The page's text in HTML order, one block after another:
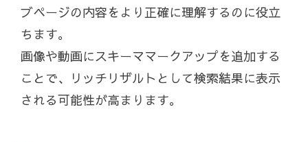
ブページの内容をより正確に理解するのに役立
ちます。
画像や動画にスキーママークアップを追加する
ことで、リッチリザルトとして検索結果に表示
される可能性が高まります。